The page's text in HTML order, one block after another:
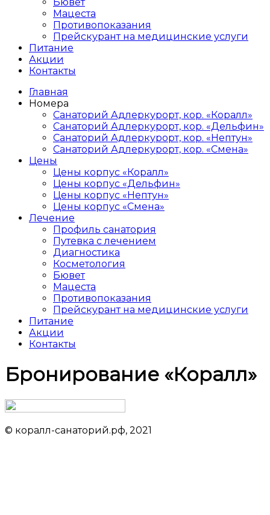
Мацеста
Противопоказания
Прейскурант на медицинские услуги
Питание
Акции
Контакты
Главная
Номера
Санаторий Адлеркурорт, кор. «Коралл»
Санаторий Адлеркурорт, кор. «Дельфин»
Санаторий Адлеркурорт, кор. «Нептун»
Санаторий Адлеркурорт, кор. «Смена»
Цены
Цены корпус «Коралл»
Цены корпус «Дельфин»
Цены корпус «Нептун»
Цены корпус «Смена»
Лечение
Профиль санатория
Путевка с лечением
Диагностика
Косметология
Бювет
Мацеста
Противопоказания
Прейскурант на медицинские услуги
Питание
Акции
Контакты
Бронирование «Коралл»
© коралл-санаторий.рф, 2021